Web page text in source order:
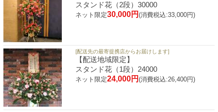
スタンド花（2段）30000
ネット限定30,000円 (消費税込:33,000円)
[配送先の最寄提携店からお届けします]
【配送地域限定】
スタンド花（1段）24000
ネット限定24,000円 (消費税込:26,400円)